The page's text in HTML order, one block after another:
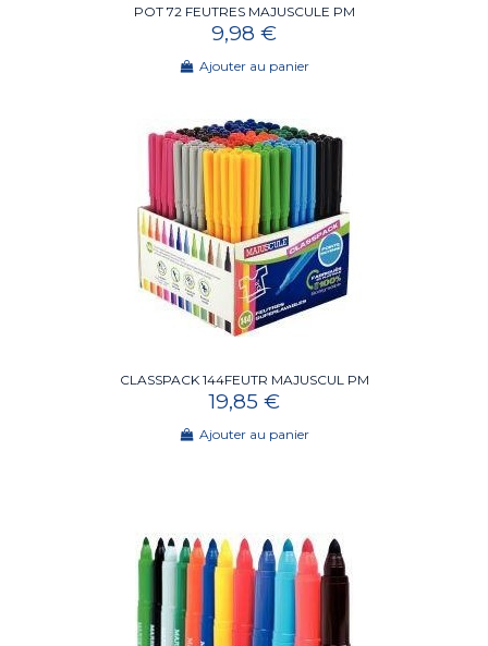
POT 72 FEUTRES MAJUSCULE PM
9,98 €
Ajouter au panier
CLASSPACK 144FEUTR MAJUSCUL PM
19,85 €
Ajouter au panier